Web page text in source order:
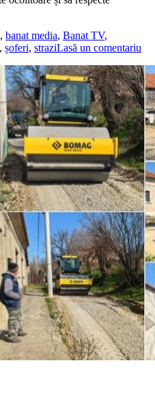
, banat media, Banat TV,
, șoferi, straziLasă un comentariu